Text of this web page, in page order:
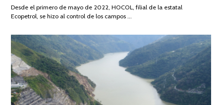
2026
Desde el primero de mayo de 2022, HOCOL, filial de la estatal
Ecopetrol, se hizo al control de los campos …